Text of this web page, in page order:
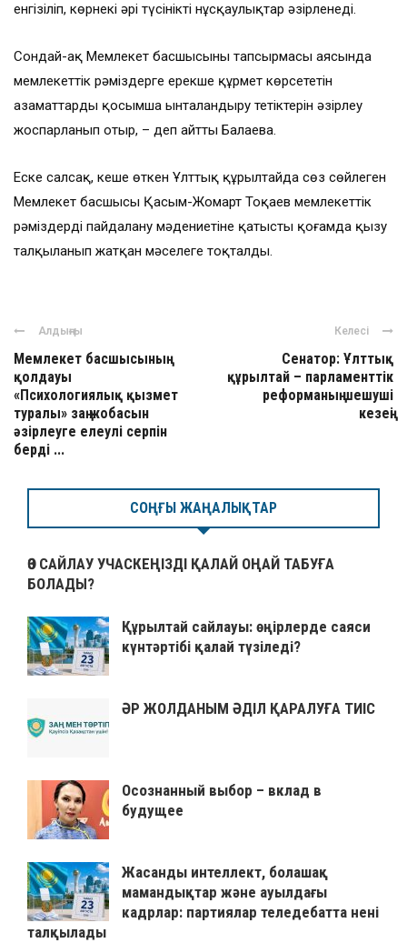
енгізіліп, көрнекі әрі түсінікті нұсқаулықтар әзірленеді.
Сондай-ақ Мемлекет басшысының тапсырмасы аясында
мемлекеттік рәміздерге ерекше құрмет көрсететін
азаматтарды қосымша ынталандыру тетіктерін әзірлеу
жоспарланып отыр, – деп айтты Балаева.
Еске салсақ, кеше өткен Ұлттық құрылтайда сөз сөйлеген
Мемлекет басшысы Қасым-Жомарт Тоқаев мемлекеттік
рәміздерді пайдалану мәдениетіне қатысты қоғамда қызу
талқыланып жатқан мәселеге тоқталды.
Алдыңғы
Мемлекет басшысының
қолдауы
«Психологиялық қызмет
туралы» заң жобасын
әзірлеуге елеулі серпін
берді ...
Келесі
Сенатор: Ұлттық
құрылтай – парламенттік
реформаның шешуші
кезеңі
СОҢҒЫ ЖАҢАЛЫҚТАР
ӨЗ САЙЛАУ УЧАСКЕҢІЗДІ ҚАЛАЙ ОҢАЙ ТАБУҒА
БОЛАДЫ?
Құрылтай сайлауы: өңірлерде саяси
күнтәртібі қалай түзіледі?
ӘР ЖОЛДАНЫМ ӘДІЛ ҚАРАЛУҒА ТИІС
Осознанный выбор – вклад в
будущее
Жасанды интеллект, болашақ
мамандықтар және ауылдағы
кадрлар: партиялар теледебатта нені
талқылады